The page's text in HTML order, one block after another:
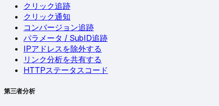
クリック追跡
クリック通知
コンバージョン追跡
パラメータ / SubID追跡
IPアドレスを除外する
リンク分析を共有する
HTTPステータスコード
第三者分析